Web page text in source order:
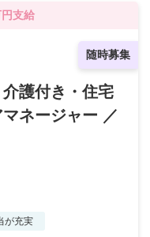
支給
随時募集
介護付き・住宅
ネージャー ／
が充実